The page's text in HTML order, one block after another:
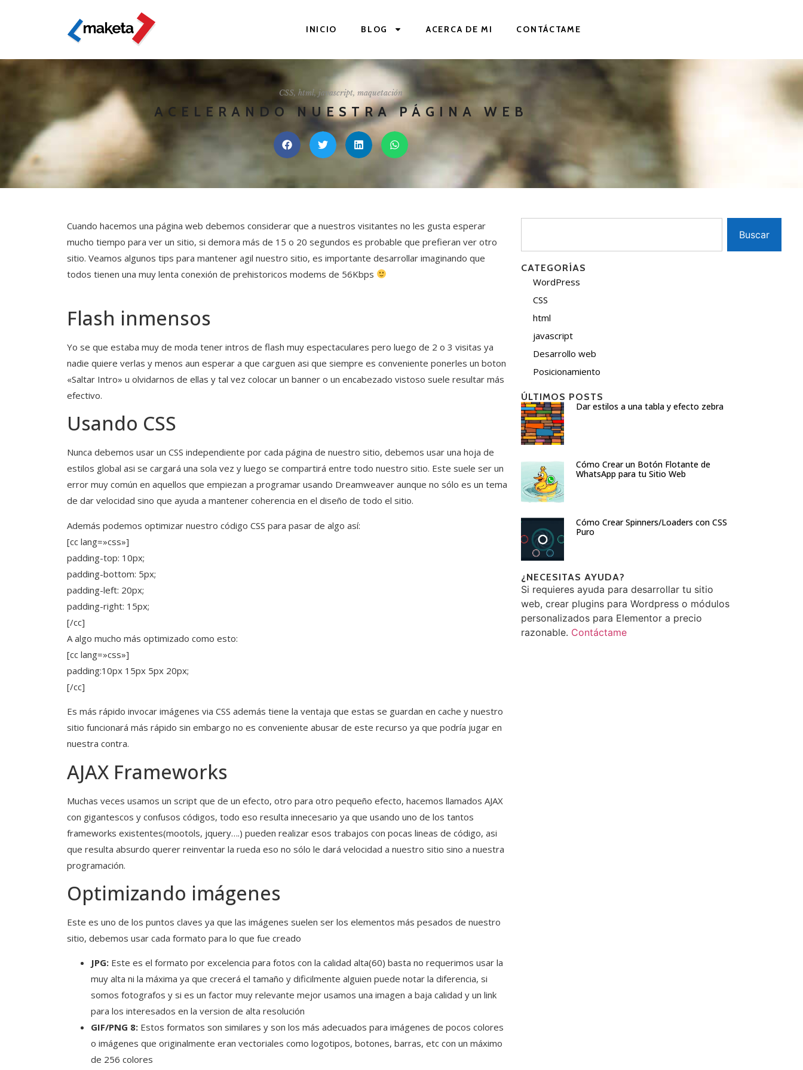
INICIO BLOG ACERCA DE MI CONTÁCTAME
CSS, html, javascript, maquetación
ACELERANDO NUESTRA PÁGINA WEB
Cuando hacemos una página web debemos considerar que a nuestros visitantes no les gusta esperar
mucho tiempo para ver un sitio, si demora más de 15 o 20 segundos es probable que prefieran ver otro
sitio. Veamos algunos tips para mantener agil nuestro sitio, es importante desarrollar imaginando que
todos tienen una muy lenta conexión de prehistoricos modems de 56Kbps
Flash inmensos
Yo se que estaba muy de moda tener intros de flash muy espectaculares pero luego de 2 o 3 visitas ya
nadie quiere verlas y menos aun esperar a que carguen asi que siempre es conveniente ponerles un boton
«Saltar Intro» u olvidarnos de ellas y tal vez colocar un banner o un encabezado vistoso suele resultar más
efectivo.
Usando CSS
Nunca debemos usar un CSS independiente por cada página de nuestro sitio, debemos usar una hoja de
estilos global asi se cargará una sola vez y luego se compartirá entre todo nuestro sitio. Este suele ser un
error muy común en aquellos que empiezan a programar usando Dreamweaver aunque no sólo es un tema
de dar velocidad sino que ayuda a mantener coherencia en el diseño de todo el sitio.
Además podemos optimizar nuestro código CSS para pasar de algo así:
[cc lang=»css»]
padding-top: 10px;
padding-bottom: 5px;
padding-left: 20px;
padding-right: 15px;
[/cc]
A algo mucho más optimizado como esto:
[cc lang=»css»]
padding:10px 15px 5px 20px;
[/cc]
Es más rápido invocar imágenes via CSS además tiene la ventaja que estas se guardan en cache y nuestro
sitio funcionará más rápido sin embargo no es conveniente abusar de este recurso ya que podría jugar en
nuestra contra.
AJAX Frameworks
Muchas veces usamos un script que de un efecto, otro para otro pequeño efecto, hacemos llamados AJAX
con gigantescos y confusos códigos, todo eso resulta innecesario ya que usando uno de los tantos
frameworks existentes(mootols, jquery….) pueden realizar esos trabajos con pocas lineas de código, asi
que resulta absurdo querer reinventar la rueda eso no sólo le dará velocidad a nuestro sitio sino a nuestra
programación.
Optimizando imágenes
Este es uno de los puntos claves ya que las imágenes suelen ser los elementos más pesados de nuestro
sitio, debemos usar cada formato para lo que fue creado
JPG: Este es el formato por excelencia para fotos con la calidad alta(60) basta no requerimos usar la
muy alta ni la máxima ya que crecerá el tamaño y dificilmente alguien puede notar la diferencia, si
somos fotografos y si es un factor muy relevante mejor usamos una imagen a baja calidad y un link
para los interesados en la version de alta resolución
GIF/PNG 8: Estos formatos son similares y son los más adecuados para imágenes de pocos colores
o imágenes que originalmente eran vectoriales como logotipos, botones, barras, etc con un máximo
de 256 colores
Buscar
CATEGORÍAS
WordPress
CSS
html
javascript
Desarrollo web
Posicionamiento
ÚLTIMOS POSTS
Dar estilos a una tabla y efecto zebra
Cómo Crear un Botón Flotante de
WhatsApp para tu Sitio Web
Cómo Crear Spinners/Loaders con CSS
Puro
¿NECESITAS AYUDA?
Si requieres ayuda para desarrollar tu sitio
web, crear plugins para Wordpress o módulos
personalizados para Elementor a precio
razonable. Contáctame